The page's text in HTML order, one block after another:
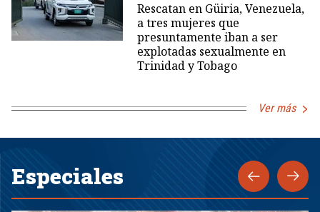
Rescatan en Güiria, Venezuela,
a tres mujeres que
presuntamente iban a ser
explotadas sexualmente en
Trinidad y Tobago
Ver más
Especiales